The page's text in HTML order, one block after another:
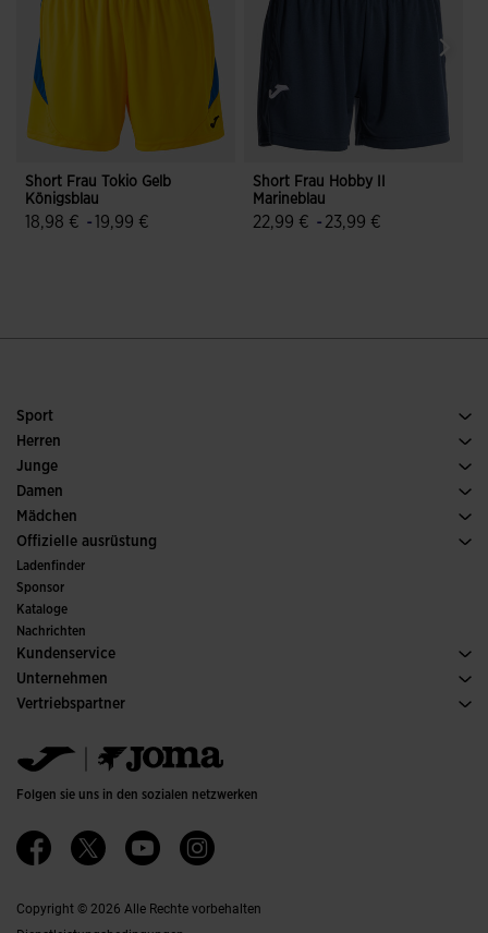
Short Frau Tokio Gelb
Königsblau
18,98 € -19,99 €
Short Frau Hobby II
Marineblau
22,99 € - 23,99 €
Sport
Running
Fussball
Padel
Trailrunning
Herren
Schuh Herren
Sport
Junge
Alle Jungenbekleidung anzeigen
Damen
Schuh Damen
Sport
Mädchen
Alle Mädchenkleidung anzeigen
Offizielle ausrüstung
Fussball
Hallenfussball
Ausschüsse und Verbände
Sonderausgaben
Ladenfinder
Sponsor
Kataloge
Nachrichten
Kundenservice
Kaufbedingungen
Transport und Lieferung
FAQs
Unternehmen
Kataloge
Ethischer Kanal
Qualitäts- und Umweltpolitik
Jobs & Karriere
Ethics Channel
Vertriebspartner
Jomanet
Marketing-Bereich
Kontakt aufnehmen
Folgen sie uns in den sozialen netzwerken
Copyright © 2026 Alle Rechte vorbehalten